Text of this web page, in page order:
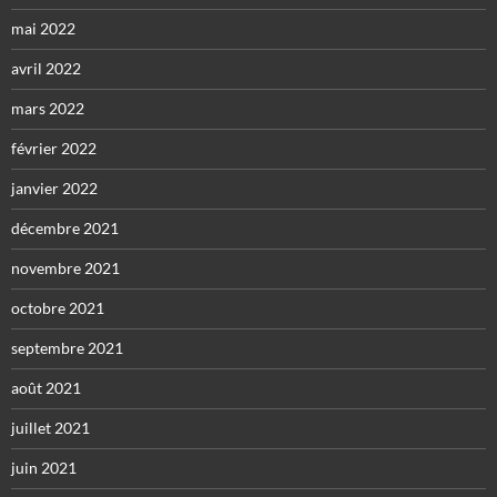
mai 2022
avril 2022
mars 2022
février 2022
janvier 2022
décembre 2021
novembre 2021
octobre 2021
septembre 2021
août 2021
juillet 2021
juin 2021